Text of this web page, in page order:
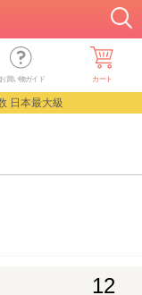
お買い物ガイド カート
日本最大級
12